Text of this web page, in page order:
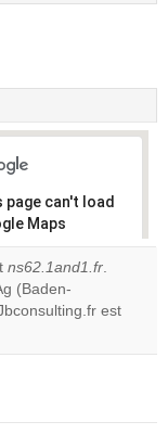
page can't load
Maps
you
this
OK
ns62.1and1.fr.
(Baden-
est